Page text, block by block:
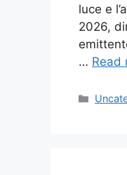
luce e
2026,
… Read